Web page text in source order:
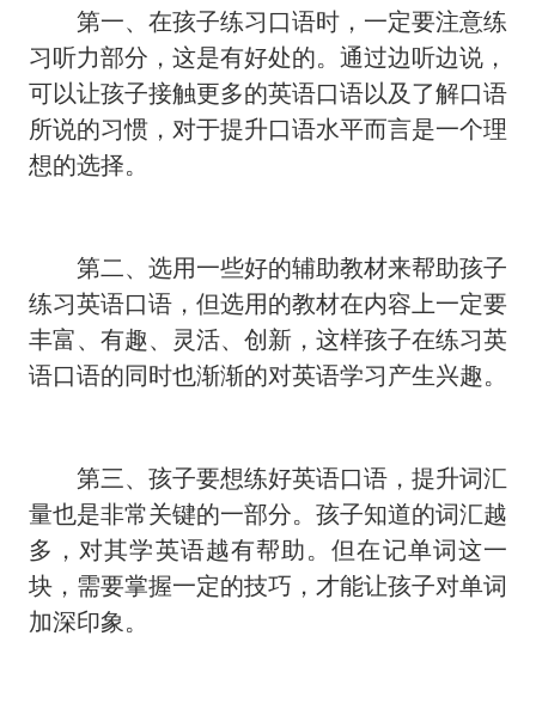
第一、在孩子练习口语时，一定要注意练
习听力部分，这是有好处的。通过边听边说，
可以让孩子接触更多的英语口语以及了解口语
所说的习惯，对于提升口语水平而言是一个理
想的选择。
第二、选用一些好的辅助教材来帮助孩子
练习英语口语，但选用的教材在内容上一定要
丰富、有趣、灵活、创新，这样孩子在练习英
语口语的同时也渐渐的对英语学习产生兴趣。
第三、孩子要想练好英语口语，提升词汇
量也是非常关键的一部分。孩子知道的词汇越
多，对其学英语越有帮助。但在记单词这一
块，需要掌握一定的技巧，才能让孩子对单词
加深印象。